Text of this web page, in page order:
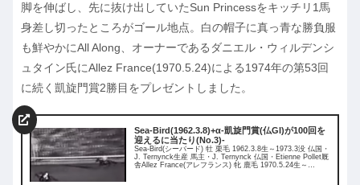
脚を伸ばし、先に抜け出していたSun Princessをキッチリ1馬
身差し切ったところがゴール地点。白の帽子に真っ青な勝負服
も鮮やかにAll Along、オーナーであるダニエル・ウィルデンシ
ュタイン氏にAllez France(1970.5.24)による1974年の第53回
に続く凱旋門賞2勝目をプレゼントしました。
Sea-Bird(1962.3.8)+α-凱旋門賞(仏GI)が100回を
迎えるに当たり(No.3)-
Sea-Bird(シーバード) 牡 栗毛 1962.3.8生～1973.3没 仏国・
J. Ternynck生産 馬主・J. Ternynck 仏国・Etienne Pollet厩
舎Allez France(アレフランス) 牝 鹿毛 1970.5.24生～